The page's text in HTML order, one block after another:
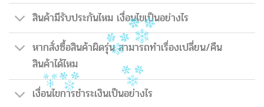
สินค้ามีรับประกันไหม เงื่อนไขเป็นอย่างไร
หากสั่งซื้อสินค้าผิดรุ่น สามารถทำเรื่องเปลี่ยน/คืน
สินค้าได้ไหม
เงื่อนไขการชำระเงินเป็นอย่างไร